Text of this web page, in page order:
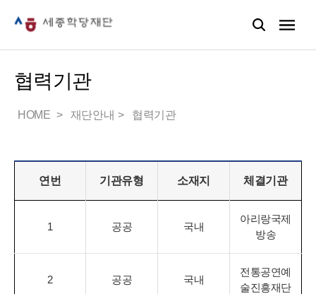
협력기관
HOME 재단안내 협력기관
연번 기관유형 소재지 체결기관
1 공공 국내
아리랑국제
방송
2 공공 국내
전통공연예
술진흥재단